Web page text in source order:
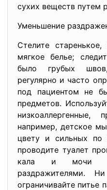
сухих веществ путем
Уменьшение
Стелите
мягкое белье;
было грубых
регулярно и часто
под пациентом не
предметов.
низкоаллергенные,
например, детское
цвету и сильных по
проводите туалет
кала и мочи
раздражителями.
ограничивайте питье